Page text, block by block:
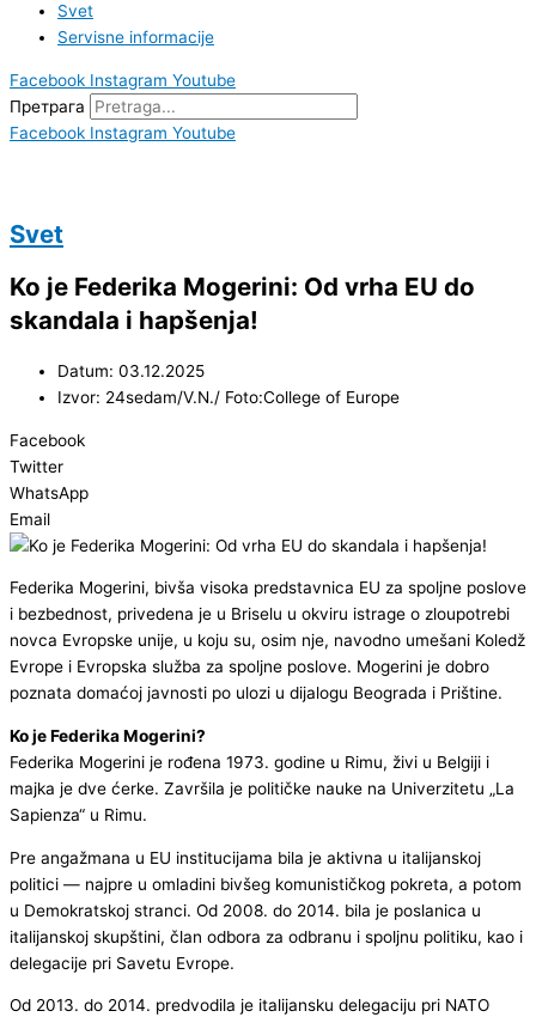
Svet
Servisne informacije
Facebook Instagram Youtube
Претрага
Facebook Instagram Youtube
Svet
Ko je Federika Mogerini: Od vrha EU do
skandala i hapšenja!
Datum: 03.12.2025
Izvor: 24sedam/V.N./ Foto:College of Europe
Facebook
Twitter
WhatsApp
Email
Federika Mogerini, bivša visoka predstavnica EU za spoljne poslove
i bezbednost, privedena je u Briselu u okviru istrage o zloupotrebi
novca Evropske unije, u koju su, osim nje, navodno umešani Koledž
Evrope i Evropska služba za spoljne poslove. Mogerini je dobro
poznata domaćoj javnosti po ulozi u dijalogu Beograda i Prištine.
Ko je Federika Mogerini?
Federika Mogerini je rođena 1973. godine u Rimu, živi u Belgiji i
majka je dve ćerke. Završila je političke nauke na Univerzitetu „La
Sapienza“ u Rimu.
Pre angažmana u EU institucijama bila je aktivna u italijanskoj
politici — najpre u omladini bivšeg komunističkog pokreta, a potom
u Demokratskoj stranci. Od 2008. do 2014. bila je poslanica u
italijanskoj skupštini, član odbora za odbranu i spoljnu politiku, kao i
delegacije pri Savetu Evrope.
Od 2013. do 2014. predvodila je italijansku delegaciju pri NATO